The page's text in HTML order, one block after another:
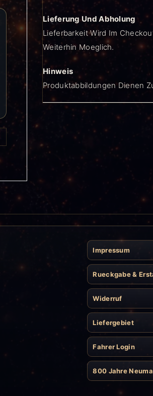
Lieferung Und Abholung
Lieferbarkeit Wird Im
Weiterhin Moeglich.
Hinweis
Produktabbildungen Dienen
Impressum
Rueckgabe &
Widerruf
Liefergebiet
Fahrer Login
800 Jahre